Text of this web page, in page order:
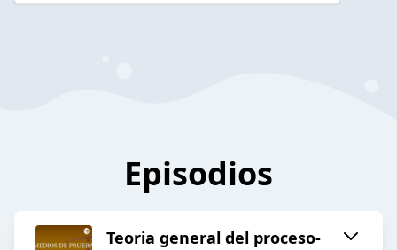
Episodios
Teoria general del proceso-